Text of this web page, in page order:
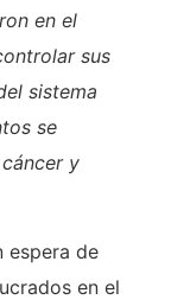
en el
sus
sistema
se
y
espera de
en el